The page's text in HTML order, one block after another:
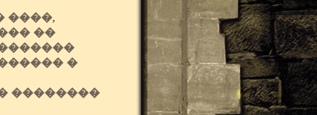
����,
��
�
��������